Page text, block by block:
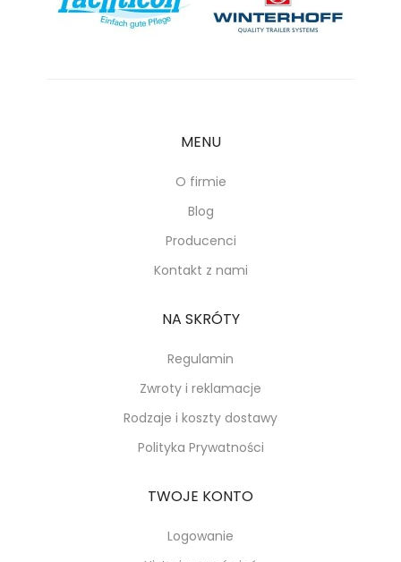
MENU
O firmie
Blog
Producenci
Kontakt z nami
NA SKRÓTY
Regulamin
Zwroty i reklamacje
Rodzaje i koszty dostawy
Polityka Prywatności
TWOJE KONTO
Logowanie